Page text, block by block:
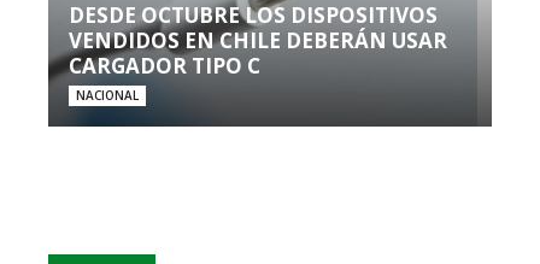
DESDE OCTUBRE LOS DISPOSITIVOS
VENDIDOS EN CHILE DEBERÁN USAR
CARGADOR TIPO C
NACIONAL